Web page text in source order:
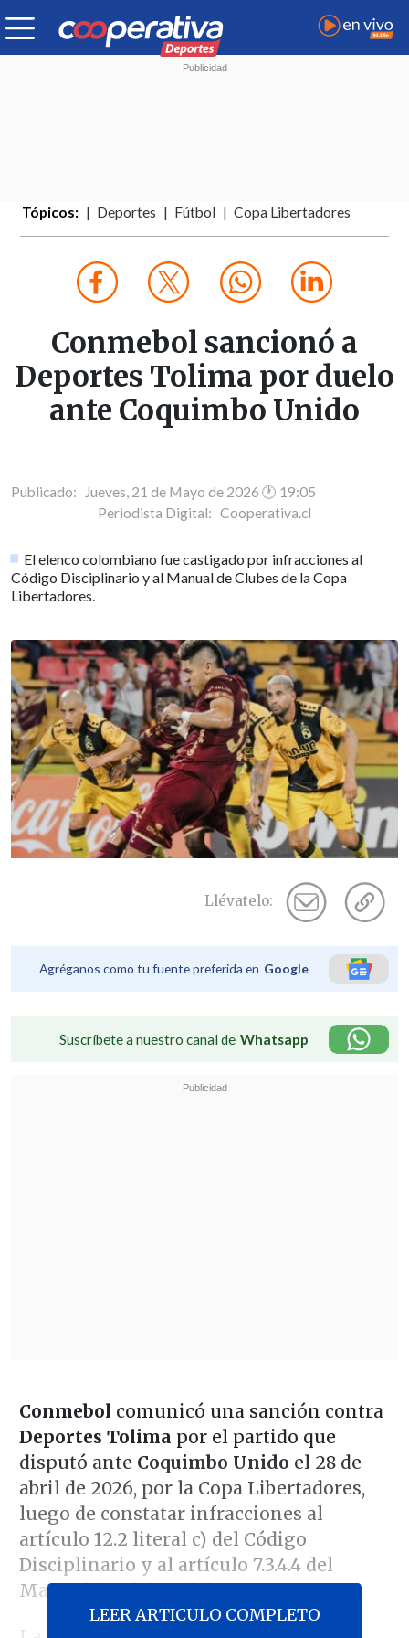
Tópicos: Deportes Fútbol Copa Libertadores
Conmebol sancionó a
Deportes Tolima por duelo
ante Coquimbo Unido
Publicado: Jueves, 21 de Mayo de 2026 🕐 19:05
Periodista Digital: Cooperativa.cl
El elenco colombiano fue castigado por infracciones al
Código Disciplinario y al Manual de Clubes de la Copa
Libertadores.
Llévatelo:
Agréganos como tu fuente preferida en Google
Suscríbete a nuestro canal de Whatsapp
Conmebol comunicó una sanción contra
Deportes Tolima por el partido que
disputó ante Coquimbo Unido el 28 de
abril de 2026, por la Copa Libertadores,
luego de constatar infracciones al
artículo 12.2 literal c) del Código
Disciplinario y al artículo 7.3.4.4 del
Manual de Clubes del torneo.
LEER ARTICULO COMPLETO